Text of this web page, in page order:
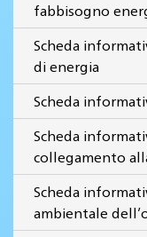
fabbisogno
Scheda
di energia
Scheda
Scheda
collegamento
Scheda
ambientale